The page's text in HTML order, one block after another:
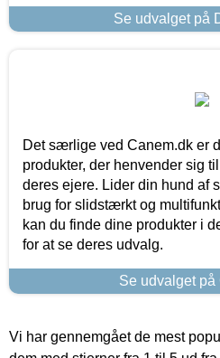
Se udvalget på
Det særlige ved Canem.dk er
produkter, der henvender sig
deres ejere. Lider din hund af
brug for slidstærkt og
kan du finde dine produkter i
for at se deres udvalg.
Se udvalget på
Vi har gennemgået de mest